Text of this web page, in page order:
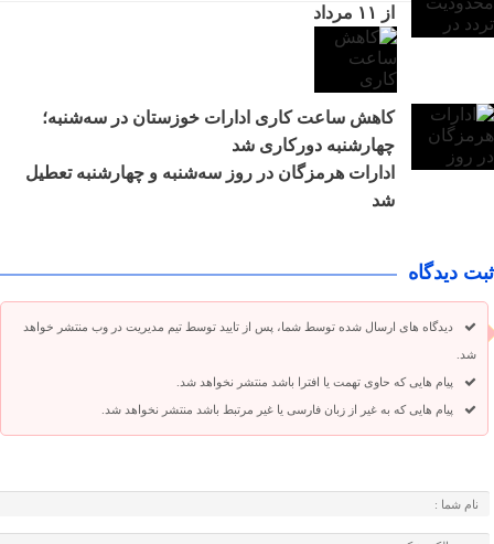
از ۱۱ مرداد
کاهش ساعت کاری ادارات خوزستان در سه‌شنبه؛
چهارشنبه دورکاری شد
ادارات هرمزگان در روز سه‌شنبه و چهارشنبه تعطیل
شد
ثبت دیدگاه
دیدگاه های ارسال شده توسط شما، پس از تایید توسط تیم مدیریت در وب منتشر خواهد
شد.
پیام هایی که حاوی تهمت یا افترا باشد منتشر نخواهد شد.
پیام هایی که به غیر از زبان فارسی یا غیر مرتبط باشد منتشر نخواهد شد.